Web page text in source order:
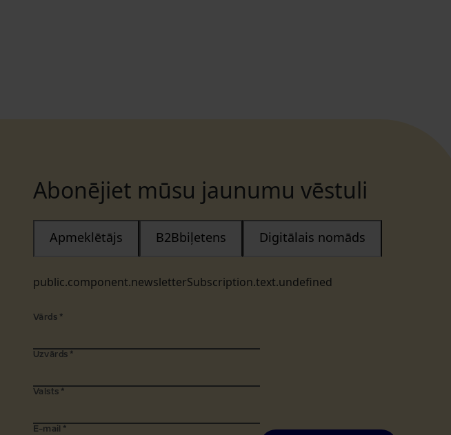
Abonējiet mūsu jaunumu vēstuli
public.component.newsletterSubscription.text.undefined
Apmeklētājs B2Bbiļetens Digitālais nomāds
Vārds *
Uzvārds *
Valsts *
E-mail *